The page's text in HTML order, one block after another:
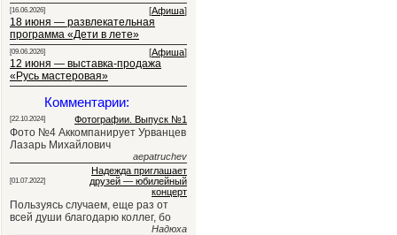
[16.06.2026] [Афиша]
18 июня — развлекательная
программа «Дети в лете»
[09.06.2026] [Афиша]
12 июня — выставка-продажа
«Русь мастеровая»
Комментарии:
[22.10.2024] Фотографии. Выпуск №1
Фото №4 Аккомпанирует Урванцев
Лазарь Михайлович
aepatruchev
[01.07.2022]
Надежда приглашает
друзей — юбилейный
концерт
Пользуясь случаем, еще раз от
всей души благодарю коллег, бо
Надюха